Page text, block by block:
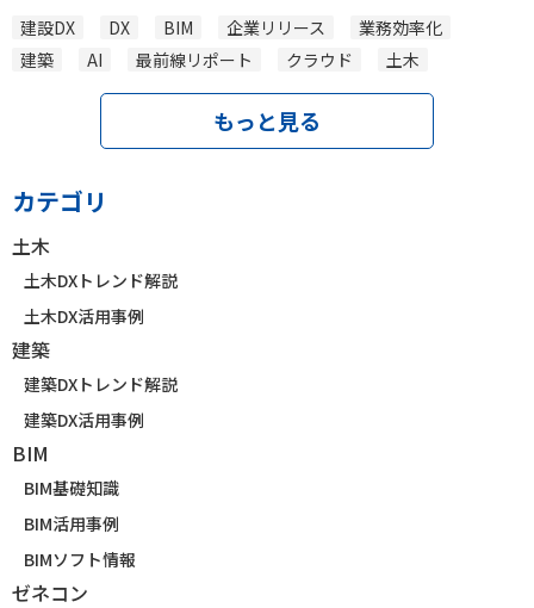
建設DX DX BIM 企業リリース
業務効率化
建築
AI 最前線リポート クラウド 土木
もっと見る
カテゴリ
土木
土木DXトレンド解説
土木DX活用事例
建築
建築DXトレンド解説
建築DX活用事例
BIM
BIM基礎知識
BIM活用事例
BIMソフト情報
ゼネコン